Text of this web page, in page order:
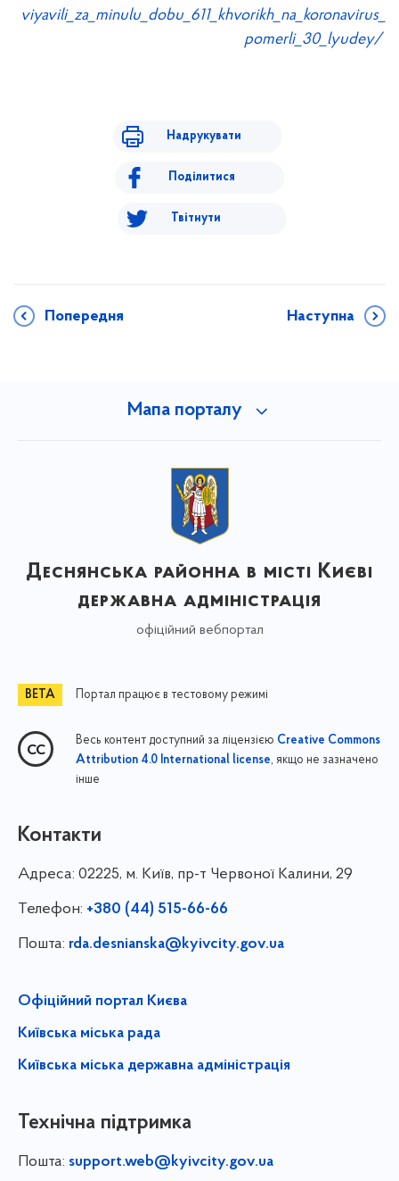
viyavili_za_minulu_dobu_611_khvorikh_na_koronavirus_
pomerli_30_lyudey/
Надрукувати
Поділитися
Твітнути
Попередня Наступна
Мапа порталу
Деснянська районна в місті Києві
державна адміністрація
офіційний вебпортал
Портал працює в тестовому режимі
Весь контент доступний за ліцензією Creative Commons
Attribution 4.0 International license, якщо не зазначено
інше
Контакти
Адреса: 02225, м. Київ, пр-т Червоної Калини, 29
Телефон: +380 (44) 515-66-66
Пошта: rda.desnianska@kyivcity.gov.ua
Офіційний портал Києва
Київська міська рада
Київська міська державна адміністрація
Технічна підтримка
Пошта: support.web@kyivcity.gov.ua